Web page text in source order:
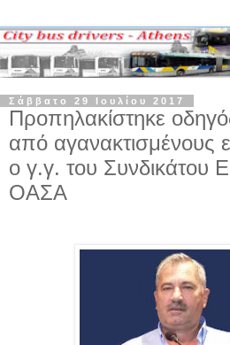
Σάββατο 29 Ιουλίου 2017
Προπηλακίστηκε
από αγανακτισμένους
ο γ.γ. του Συνδικάτου
ΟΑΣΑ